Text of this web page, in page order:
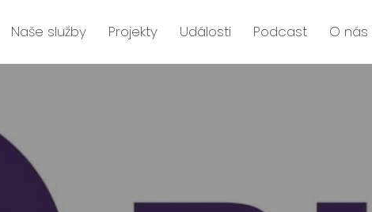
Naše služby Projekty Události Podcast O nás